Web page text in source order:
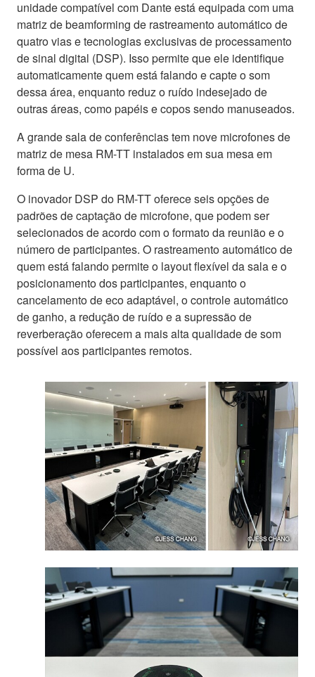
unidade compatível com Dante está equipada com uma
matriz de beamforming de rastreamento automático de
quatro vias e tecnologias exclusivas de processamento
de sinal digital (DSP). Isso permite que ele identifique
automaticamente quem está falando e capte o som
dessa área, enquanto reduz o ruído indesejado de
outras áreas, como papéis e copos sendo manuseados.
A grande sala de conferências tem nove microfones de
matriz de mesa RM-TT instalados em sua mesa em
forma de U.
O inovador DSP do RM-TT oferece seis opções de
padrões de captação de microfone, que podem ser
selecionados de acordo com o formato da reunião e o
número de participantes. O rastreamento automático de
quem está falando permite o layout flexível da sala e o
posicionamento dos participantes, enquanto o
cancelamento de eco adaptável, o controle automático
de ganho, a redução de ruído e a supressão de
reverberação oferecem a mais alta qualidade de som
possível aos participantes remotos.